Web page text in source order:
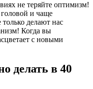
не теряйте оптимизм!
и чаще
делают нас
Когда вы
с новыми
делать в 40